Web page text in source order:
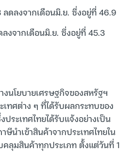
ดลงจากเดือนมิ.ย. ซึ่งอยู่ที่ 46.9
งจากเดือนมิ.ย. ซึ่งอยู่ที่ 45.3
นโยบายเศรษฐกิจของสหรัฐฯ
เทศต่าง ๆ ที่ได้รับผลกระทบของ
ระเทศไทยได้รับแจ้งอย่างเป็น
ษีนำเข้าสินค้าจากประเทศไทยใน
คลุมสินค้าทุกประเภท ตั้งแต่วันที่ 1